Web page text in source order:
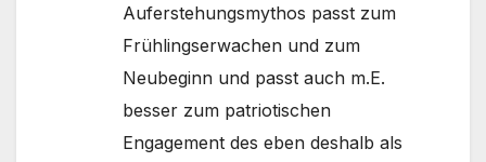
Auferstehungsmythos passt zum
Frühlingserwachen und zum
Neubeginn und passt auch m.E.
besser zum patriotischen
Engagement des eben deshalb als